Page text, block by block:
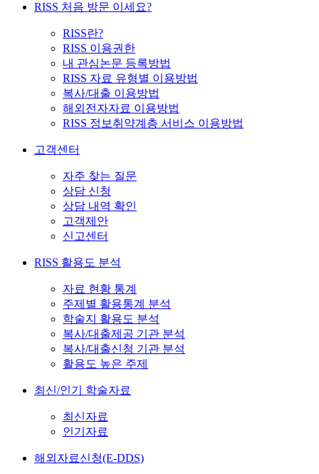
RISS 처음 방문 이세요?
RISS란?
RISS 이용권한
내 관심논문 등록방법
RISS 자료 유형별 이용방법
복사/대출 이용방법
해외전자자료 이용방법
RISS 정보취약계층 서비스 이용방법
고객센터
자주 찾는 질문
상담 신청
상담 내역 확인
고객제안
신고센터
RISS 활용도 분석
자료 현황 통계
주제별 활용통계 분석
학술지 활용도 분석
복사/대출제공 기관 분석
복사/대출신청 기관 분석
활용도 높은 주제
최신/인기 학술자료
최신자료
인기자료
해외자료신청(E-DDS)